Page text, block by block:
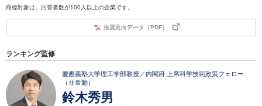
商標対象は、回答者数が100人以上の企業です。
推奨意向データ（PDF）
ランキング監修
慶應義塾大学理工学部教授／内閣府 上席科学技術政策フェロー
（非常勤）
鈴木秀男